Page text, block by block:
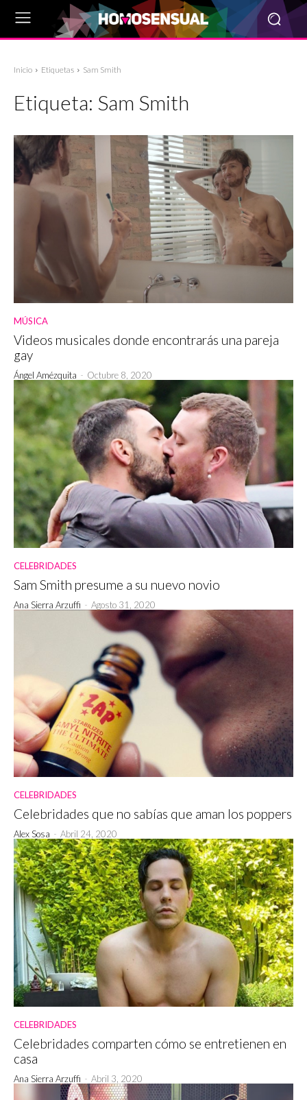
Inicio Etiquetas Sam Smith
Etiqueta: Sam Smith
MÚSICA
Videos musicales donde encontrarás una pareja
gay
Ángel Amézquita - Octubre 8, 2020
CELEBRIDADES
Sam Smith presume a su nuevo novio
Ana Sierra Arzuffi - Agosto 31, 2020
CELEBRIDADES
Celebridades que no sabías que aman los poppers
Alex Sosa - Abril 24, 2020
CELEBRIDADES
Celebridades comparten cómo se entretienen en
casa
Ana Sierra Arzuffi - Abril 3, 2020